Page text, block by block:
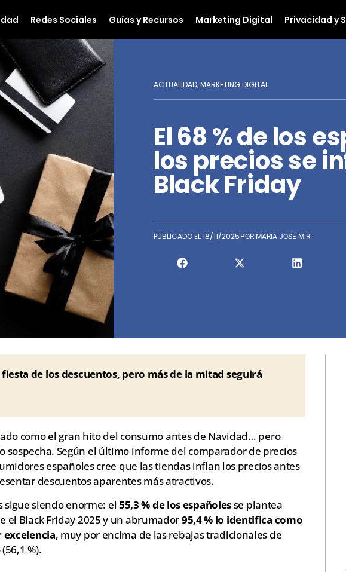
Redes Sociales Guías y Recursos Marketing Digital Privacidad y
ACTUALIDAD, MARKETING DIGITAL
El 68 % de los
los precios se
Black Friday
PUBLICADO EL18/11/2025 POR MARIA JOSÉ M.R.
de los descuentos, pero más de la mitad seguirá
como el gran hito del consumo antes de Navidad… pero
sospecha. Según el último informe del comparador de precios
españoles cree que las tiendas inflan los precios antes
descuentos aparentes más atractivos.
sigue siendo enorme: el55,3 % de los españolesse plantea
el Black Friday 2025 y un abrumador95,4 % lo identifica como
excelencia, muy por encima de las rebajas tradicionales de
%).